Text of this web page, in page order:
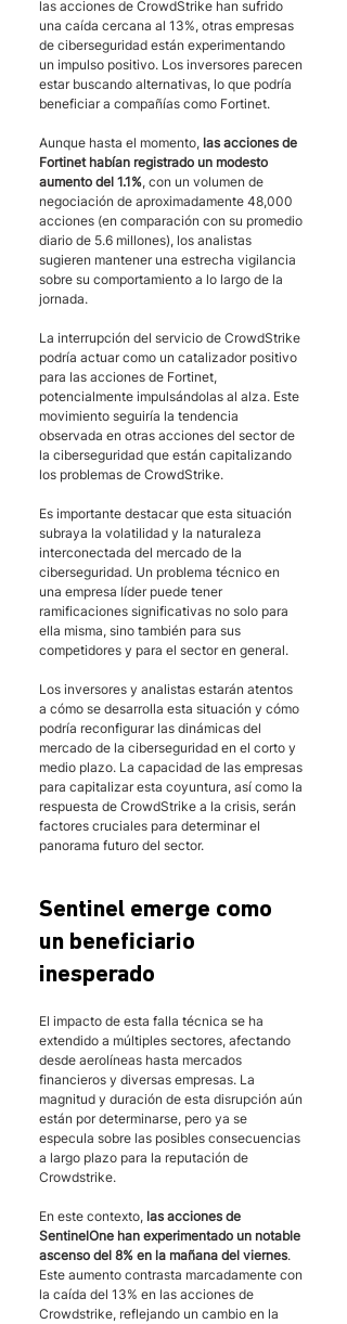
las acciones de CrowdStrike han sufrido
una caída cercana al 13%, otras empresas
de ciberseguridad están experimentando
un impulso positivo. Los inversores parecen
estar buscando alternativas, lo que podría
beneficiar a compañías como Fortinet.
Aunque hasta el momento, las acciones de
Fortinet habían registrado un modesto
aumento del 1.1%, con un volumen de
negociación de aproximadamente 48,000
acciones (en comparación con su promedio
diario de 5.6 millones), los analistas
sugieren mantener una estrecha vigilancia
sobre su comportamiento a lo largo de la
jornada.
La interrupción del servicio de CrowdStrike
podría actuar como un catalizador positivo
para las acciones de Fortinet,
potencialmente impulsándolas al alza. Este
movimiento seguiría la tendencia
observada en otras acciones del sector de
la ciberseguridad que están capitalizando
los problemas de CrowdStrike.
Es importante destacar que esta situación
subraya la volatilidad y la naturaleza
interconectada del mercado de la
ciberseguridad. Un problema técnico en
una empresa líder puede tener
ramificaciones significativas no solo para
ella misma, sino también para sus
competidores y para el sector en general.
Los inversores y analistas estarán atentos
a cómo se desarrolla esta situación y cómo
podría reconfigurar las dinámicas del
mercado de la ciberseguridad en el corto y
medio plazo. La capacidad de las empresas
para capitalizar esta coyuntura, así como la
respuesta de CrowdStrike a la crisis, serán
factores cruciales para determinar el
panorama futuro del sector.
Sentinel emerge como
un beneficiario
inesperado
El impacto de esta falla técnica se ha
extendido a múltiples sectores, afectando
desde aerolíneas hasta mercados
financieros y diversas empresas. La
magnitud y duración de esta disrupción aún
están por determinarse, pero ya se
especula sobre las posibles consecuencias
a largo plazo para la reputación de
Crowdstrike.
En este contexto, las acciones de
SentinelOne han experimentado un notable
ascenso del 8% en la mañana del viernes.
Este aumento contrasta marcadamente con
la caída del 13% en las acciones de
Crowdstrike, reflejando un cambio en la